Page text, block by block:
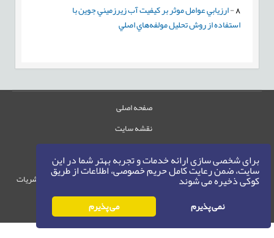
برای شخصی سازی ارائه خدمات و تجربه بهتر شما در این
سایت، ضمن رعایت کامل حریم خصوصی، اطلاعات از طریق
کوکی ذخیره می شوند
نمی پذیرم می پذیرم
8
-ارزيابي عوامل موثر بر کيفيت آب زيرزميني جوين با
استفاده از روش تحليل مولفه‌هاي اصلي
صفحه اصلی
نقشه سایت
تماس با ما
حقوق این وب‌سایت متعلق به سامانه مدیریت نشریات
رایمگ است.
حق نشر©
1405-1396